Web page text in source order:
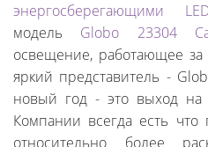
энергосберегающими
модель Globo 23304
освещение, работающее за
яркий представитель -
новый год - это выход на
Компании всегда есть что
относительно более